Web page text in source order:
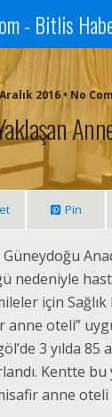
2016 • No
Pin
nedeniyle
için Sağlık
anne oteli”
3 yılda 85
Kentte bu
anne oteli